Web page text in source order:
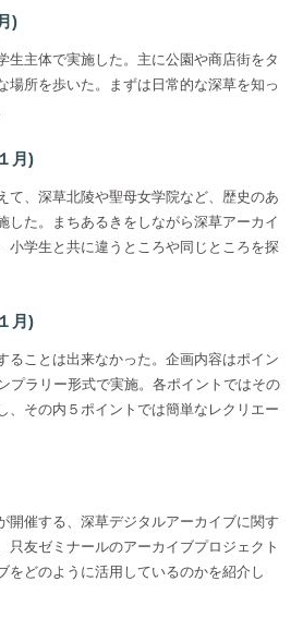
)
生主体で実施した。主に公園や商店街をタ
場所を歩いた。まずは日常的な深草を知っ
月)
て、深草北陵や聖母女学院など、歴史のあ
した。まちあるきをしながら深草アーカイ
小学生と共に違うところや同じところを探
月)
ることは出来なかった。企画内容はポイン
プラリー形式で実施。各ポイントではその
、その内５ポイントでは簡単なレクリエー
開催する、深草デジタルアーカイブに関す
只友ゼミナールのアーカイブプロジェクト
をどのように活用しているのかを紹介し